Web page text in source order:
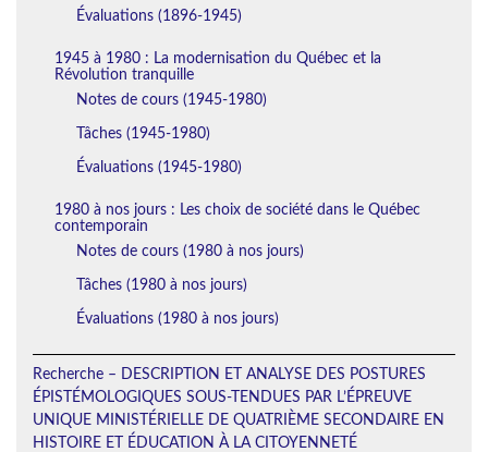
Évaluations (1896-1945)
1945 à 1980 : La modernisation du Québec et la
Révolution tranquille
Notes de cours (1945-1980)
Tâches (1945-1980)
Évaluations (1945-1980)
1980 à nos jours : Les choix de société dans le Québec
contemporain
Notes de cours (1980 à nos jours)
Tâches (1980 à nos jours)
Évaluations (1980 à nos jours)
Recherche – DESCRIPTION ET ANALYSE DES POSTURES
ÉPISTÉMOLOGIQUES SOUS-TENDUES PAR L’ÉPREUVE
UNIQUE MINISTÉRIELLE DE QUATRIÈME SECONDAIRE EN
HISTOIRE ET ÉDUCATION À LA CITOYENNETÉ